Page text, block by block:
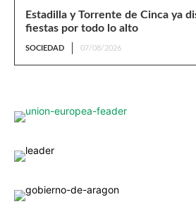
Estadilla y Torrente de Cinca ya
fiestas por todo lo alto
SOCIEDAD 07/08/2026